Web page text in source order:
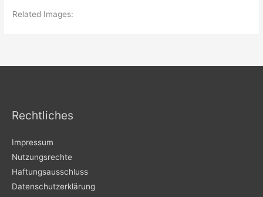
Related Images:
Rechtliches
Impressum
Nutzungsrechte
Haftungsausschluss
Datenschutzerklärung